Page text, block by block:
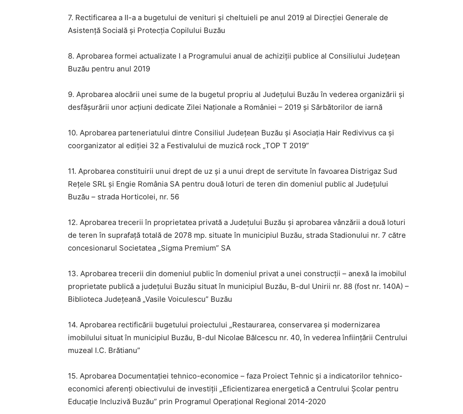
7. Rectificarea a II-a a bugetului de venituri și cheltuieli pe anul 2019 al Direcției Generale de
Asistență Socială și Protecția Copilului Buzău
8. Aprobarea formei actualizate I a Programului anual de achiziții publice al Consiliului Județean
Buzău pentru anul 2019
9. Aprobarea alocării unei sume de la bugetul propriu al Județului Buzău în vederea organizării și
desfășurării unor acțiuni dedicate Zilei Naționale a României – 2019 și Sărbătorilor de iarnă
10. Aprobarea parteneriatului dintre Consiliul Județean Buzău și Asociația Hair Redivivus ca și
coorganizator al ediției 32 a Festivalului de muzică rock „TOP T 2019”
11. Aprobarea constituirii unui drept de uz și a unui drept de servitute în favoarea Distrigaz Sud
Rețele SRL și Engie România SA pentru două loturi de teren din domeniul public al Județului
Buzău – strada Horticolei, nr. 56
12. Aprobarea trecerii în proprietatea privată a Județului Buzău și aprobarea vânzării a două loturi
de teren în suprafață totală de 2078 mp. situate în municipiul Buzău, strada Stadionului nr. 7 către
concesionarul Societatea „Sigma Premium” SA
13. Aprobarea trecerii din domeniul public în domeniul privat a unei construcții – anexă la imobilul
proprietate publică a județului Buzău situat în municipiul Buzău, B-dul Unirii nr. 88 (fost nr. 140A) –
Biblioteca Județeană „Vasile Voiculescu” Buzău
14. Aprobarea rectificării bugetului proiectului „Restaurarea, conservarea şi modernizarea
imobilului situat în municipiul Buzău, B-dul Nicolae Bălcescu nr. 40, în vederea înfiinţării Centrului
muzeal I.C. Brătianu”
15. Aprobarea Documentației tehnico-economice – faza Proiect Tehnic și a indicatorilor tehnico-
economici aferenți obiectivului de investiții „Eficientizarea energetică a Centrului Şcolar pentru
Educaţie Incluzivă Buzău” prin Programul Operațional Regional 2014-2020